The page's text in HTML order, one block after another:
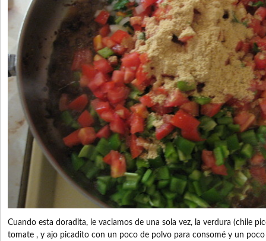
Cuando esta doradita, le vaciamos de una sola vez, la verdura (chile
tomate , y ajo picadito con un poco de polvo para consomé y un poco